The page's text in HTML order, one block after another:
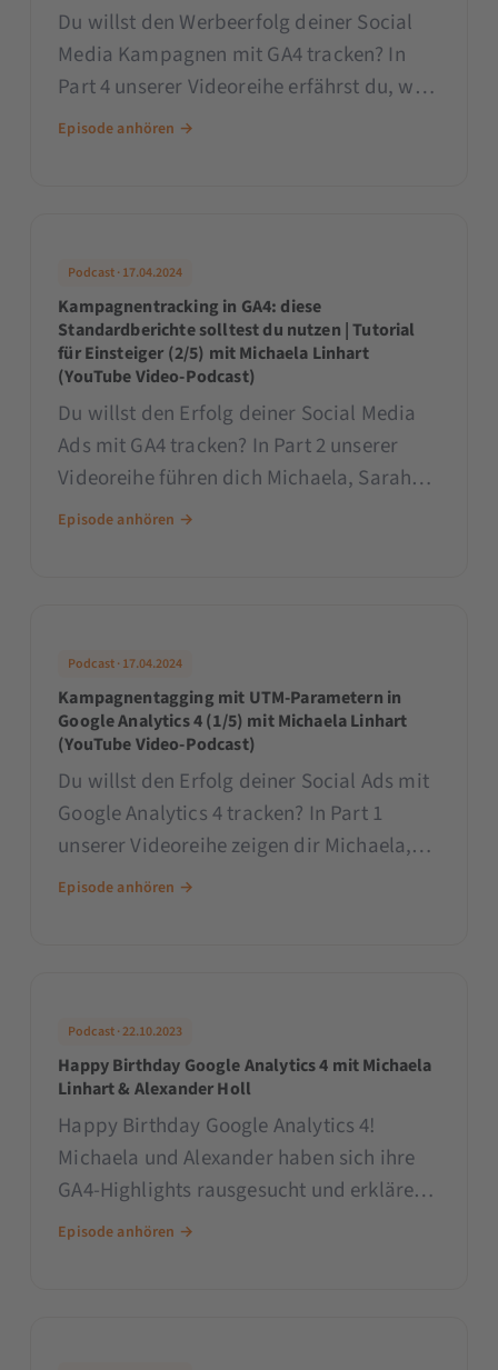
Du willst den Werbeerfolg deiner Social
Media Kampagnen mit GA4 tracken? In
Part 4 unserer Videoreihe erfährst du, wie
du neben den Standardberichten von
Episode anhören →
Podcast · 17.04.2024
Kampagnentracking in GA4: diese
Standardberichte solltest du nutzen | Tutorial
für Einsteiger (2/5) mit Michaela Linhart
(YouTube Video-Podcast)
Du willst den Erfolg deiner Social Media
Ads mit GA4 tracken? In Part 2 unserer
Videoreihe führen dich Michaela, Sarah
und Patrick durch die Standardberichte in
kannst und wie du eigene, sekundäre
Dimensionen hinzufügst.
Episode anhören →
Podcast · 17.04.2024
Kampagnentagging mit UTM-Parametern in
Google Analytics 4 (1/5) mit Michaela Linhart
(YouTube Video-Podcast)
Du willst den Erfolg deiner Social Ads mit
Google Analytics 4 tracken? In Part 1
unserer Videoreihe zeigen dir Michaela,
Sarah und Patrick, wie du die
Episode anhören →
Podcast · 22.10.2023
Happy Birthday Google Analytics 4 mit Michaela
Linhart & Alexander Holl
Happy Birthday Google Analytics 4!
Michaela und Alexander haben sich ihre
GA4-Highlights rausgesucht und erklären
dir, was sie an Google Analytics 4 so
Episode anhören →